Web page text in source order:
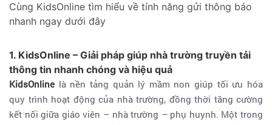
Cùng KidsOnline tìm hiểu về tính năng gửi thông báo
nhanh ngay dưới đây
1. KidsOnline – Giải pháp giúp nhà trường truyền tải
thông tin nhanh chóng và hiệu quả
KidsOnline là nền tảng quản lý mầm non giúp tối ưu hóa
quy trình hoạt động của nhà trường, đồng thời tăng cường
kết nối giữa giáo viên – nhà trường – phụ huynh. Một trong